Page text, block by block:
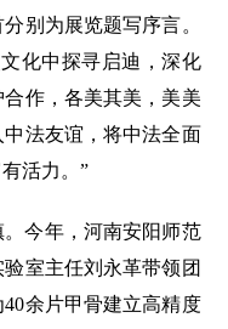
别为展览题写序言。
化中探寻启迪，深化
作，各美其美，美美
法友谊，将中法全面
活力。”
今年，河南安阳师范
室主任刘永革带领团
余片甲骨建立高精度